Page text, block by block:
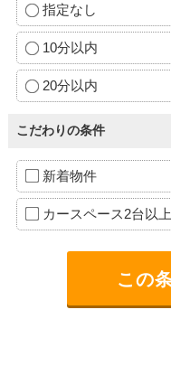
指定なし
10分以内
20分以内
こだわりの条件
新着物件
カースペース2台以上